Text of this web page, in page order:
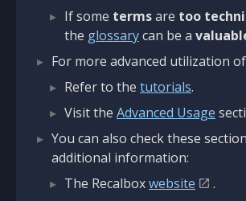
If some termsare too
the glossarycan be a
For more advanced utilization
Refer to the tutorials.
Visit the Advanced Usage
You can also check these
additional information:
The Recalboxwebsite
.